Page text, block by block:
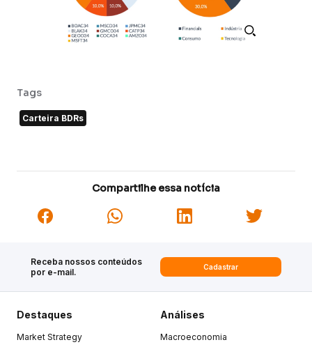
Tags
Carteira BDRs
Compartilhe essa notícia
Receba nossos conteúdos
por e-mail.
Cadastrar
Destaques
Market Strategy
Análises
Macroeconomia